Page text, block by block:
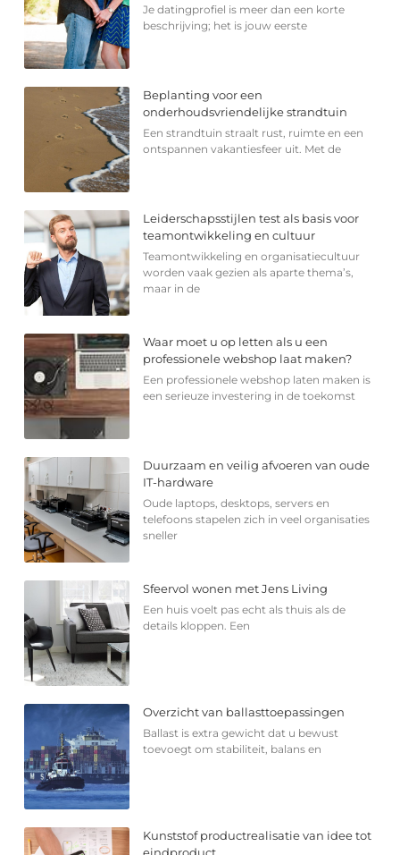
Je datingprofiel is meer dan een korte
beschrijving; het is jouw eerste
Beplanting voor een
onderhoudsvriendelijke strandtuin
Een strandtuin straalt rust, ruimte en een
ontspannen vakantiesfeer uit. Met de
Leiderschapsstijlen test als basis voor
teamontwikkeling en cultuur
Teamontwikkeling en organisatiecultuur
worden vaak gezien als aparte thema’s,
maar in de
Waar moet u op letten als u een
professionele webshop laat maken?
Een professionele webshop laten maken is
een serieuze investering in de toekomst
Duurzaam en veilig afvoeren van oude
IT-hardware
Oude laptops, desktops, servers en
telefoons stapelen zich in veel organisaties
sneller
Sfeervol wonen met Jens Living
Een huis voelt pas echt als thuis als de
details kloppen. Een
Overzicht van ballasttoepassingen
Ballast is extra gewicht dat u bewust
toevoegt om stabiliteit, balans en
Kunststof productrealisatie van idee tot